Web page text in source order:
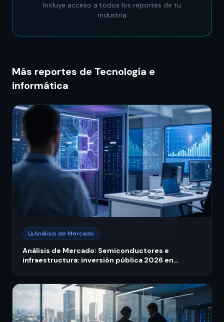
Incluye acceso a todos los reportes de tu
industria
Más reportes de Tecnología e
informática
Análisis de Mercado
Análisis de Mercado: Semiconductores e
infraestructura: inversión pública 2026 en